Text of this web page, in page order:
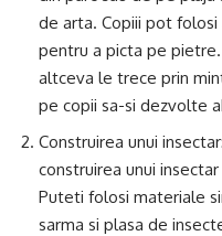
de arta. Copiii pot folosi
pentru a picta pe
altceva le trece prin
pe copii sa-si dezvolte
Construirea unui
construirea unui
Puteti folosi materiale
sarma si plasa de